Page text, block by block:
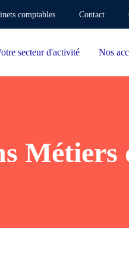
comptables Contact
secteur d'activité Nos
Métiers